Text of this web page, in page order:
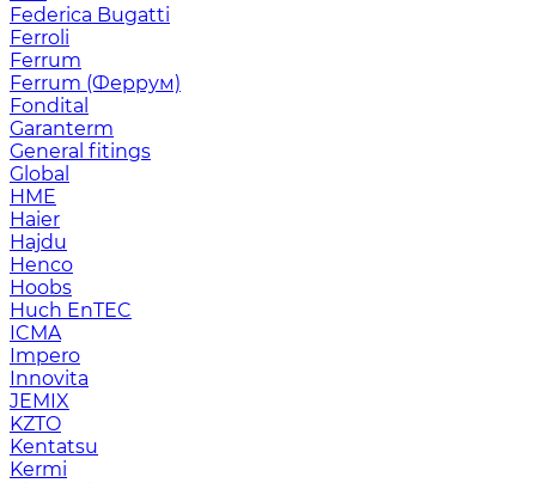
Federica Bugatti
Ferroli
Ferrum
Ferrum (Феррум)
Fondital
Garanterm
General fitings
Global
HME
Haier
Hajdu
Henco
Hoobs
Huch EnTEC
ICMA
Impero
Innovita
JEMIX
KZTO
Kentatsu
Kermi